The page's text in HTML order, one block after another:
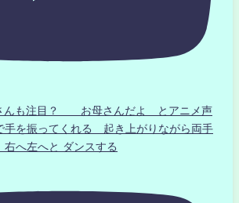
んも注目？ お母さんだよ とアニメ声
手を振ってくれる 起き上がりながら両手
へ左へと ダンスする